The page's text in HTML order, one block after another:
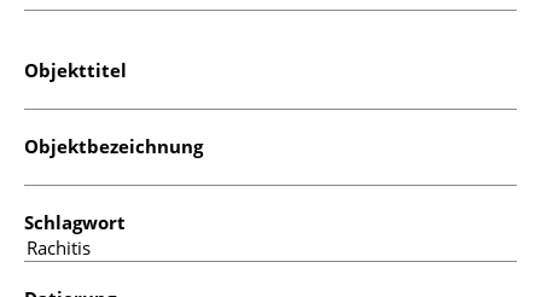
Objekttitel
Objektbezeichnung
Schlagwort